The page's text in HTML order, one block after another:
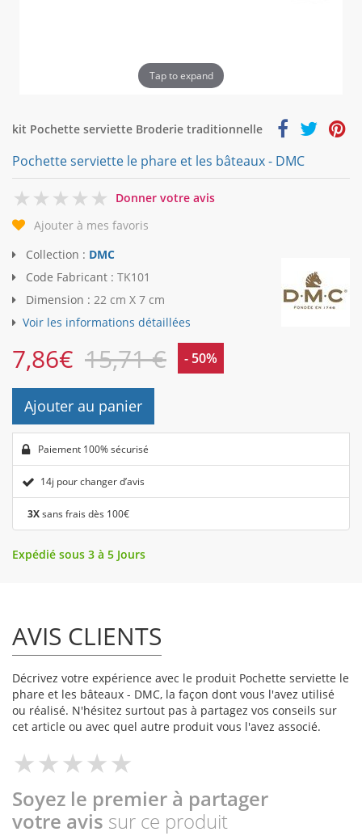
Tap to expand
kit Pochette serviette Broderie traditionnelle
Pochette serviette le phare et les bâteaux - DMC
0
Donner votre avis
Ajouter à mes favoris
Collection : DMC
Code Fabricant : TK101
Dimension : 22 cm X 7 cm
Voir les informations détaillées
7,86€ 15,71 € - 50%
Ajouter au panier
Paiement 100% sécurisé
14j pour changer d’avis
3Xsans frais dès 100€
Expédié sous 3 à 5 Jours
AVIS CLIENTS
Décrivez votre expérience avec le produit Pochette serviette le
phare et les bâteaux - DMC, la façon dont vous l'avez utilisé
ou réalisé. N'hésitez surtout pas à partagez vos conseils sur
cet article ou avec quel autre produit vous l'avez associé.
Soyez le premier à partager
votre avis sur ce produit